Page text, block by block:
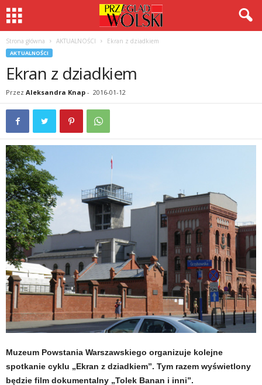
Strona główna AKTUALNOŚCI Ekran z dziadkiem
AKTUALNOŚCI
Ekran z dziadkiem
Przez Aleksandra Knap - 2016-01-12
Muzeum Powstania Warszawskiego organizuje kolejne
spotkanie cyklu „Ekran z dziadkiem”. Tym razem wyświetlony
będzie film dokumentalny „Tolek Banan i inni”.